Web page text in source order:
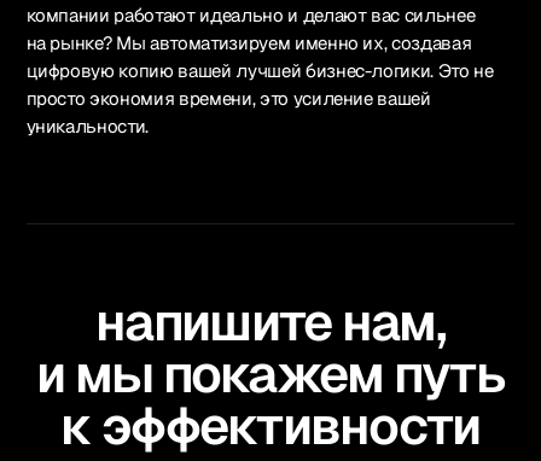
компании работают идеально и делают вас сильнее
на рынке? Мы автоматизируем именно их, создавая
цифровую копию вашей лучшей бизнес-логики. Это не
просто экономия времени, это усиление вашей
уникальности.
напишите нам,
и мы покажем путь
к эффективности